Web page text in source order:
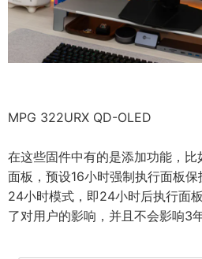
MPG 322URX QD-OLED
在这些固件中有的是添加功能，
面板，预设16小时强制执行面板
24小时模式，即24小时后执行面
了对用户的影响，并且不会影响3